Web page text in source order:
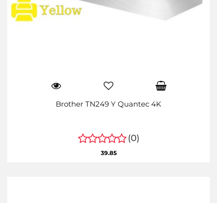
Brother TN249 Y Quantec 4K
(0)
39.85